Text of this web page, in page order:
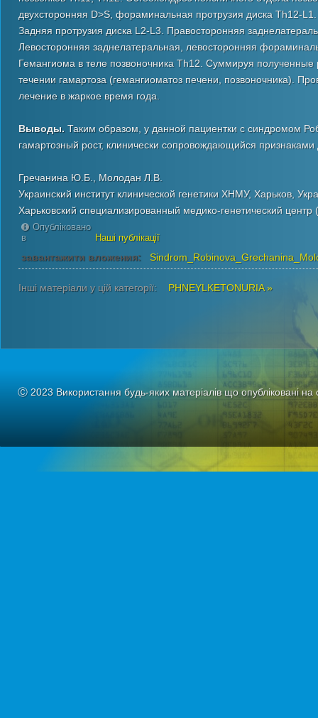
двухсторонняя D>S, фораминальная протрузия диска Th12-
Задняя протрузия диска L2-L3. Правосторонняя
Левосторонняя заднелатеральная, левосторонняя
Гемангиома в теле позвоночника Th12. Суммируя
течении гамартоза (гемангиоматоз печени, позвоночника).
лечение в жаркое время года.
Выводы. Таким образом, у данной пациентки с синдромом
гамартозный рост, клинически сопровождающийся
Гречанина Ю.Б., Молодан Л.В.
Украинский институт клинической генетики ХНМУ, Харьков,
Харьковский специализированный медико-генетический
Опубліковано
в
Наші публікації
завантажити вложения:
Інші матеріали у цій категорії: PHNEYLKETONURIA »
Ⓒ 2023 Використання будь-яких матеріалів що опубліковані